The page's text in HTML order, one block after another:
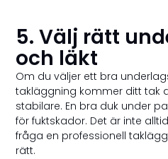
5. Välj rätt
och läkt
Om du väljer ett bra
takläggning kommer ditt tak
stabilare. En bra duk under
för fuktskador. Det är inte
fråga en professionell
rätt.